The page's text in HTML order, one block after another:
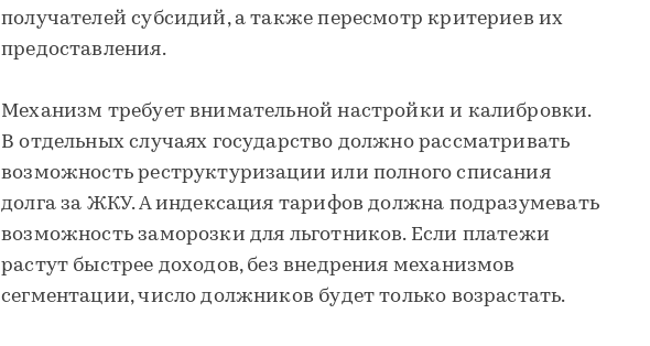
получателей субсидий, а также пересмотр критериев их
предоставления.
Механизм требует внимательной настройки и калибровки.
В отдельных случаях государство должно рассматривать
возможность реструктуризации или полного списания
долга за ЖКУ. А индексация тарифов должна подразумевать
возможность заморозки для льготников. Если платежи
растут быстрее доходов, без внедрения механизмов
сегментации, число должников будет только возрастать.